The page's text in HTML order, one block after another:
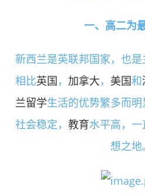
一、高二为
新西兰是英联邦国家，也是
相比英国， 加拿大， 美国和
兰留学生活的优势繁多而明
社会稳定， 教育水平高，
想之地